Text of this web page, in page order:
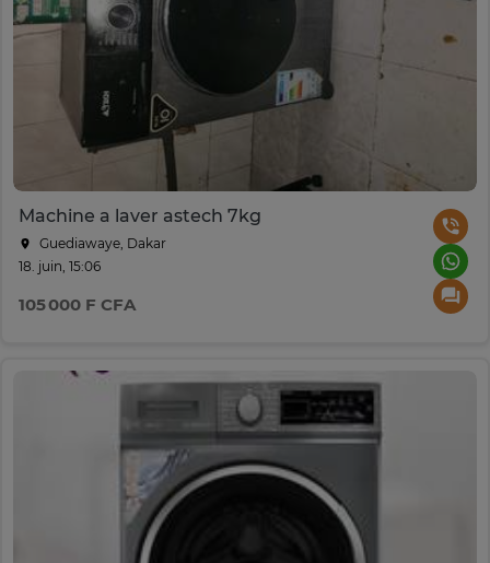
Machine a laver astech 7kg
Guediawaye, Dakar
18. juin, 15:06
105 000 F CFA